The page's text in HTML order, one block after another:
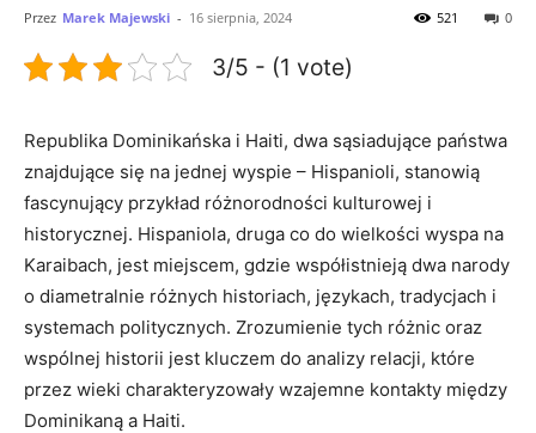
Przez Marek Majewski - 16 sierpnia, 2024 0
521
3/5 - (1 vote)
Republika Dominikańska i Haiti, dwa sąsiadujące państwa
znajdujące się na jednej wyspie – Hispanioli, stanowią
fascynujący przykład różnorodności kulturowej i
historycznej. Hispaniola, druga co do wielkości wyspa na
Karaibach, jest miejscem, gdzie współistnieją dwa narody
o diametralnie różnych historiach, językach, tradycjach i
systemach politycznych. Zrozumienie tych różnic oraz
wspólnej historii jest kluczem do analizy relacji, które
przez wieki charakteryzowały wzajemne kontakty między
Dominikaną a Haiti.